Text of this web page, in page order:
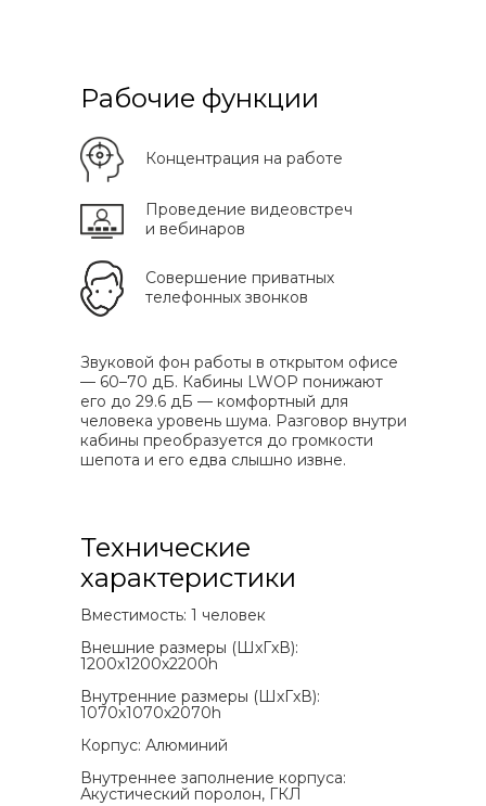
Рабочие функции
Концентрация на работе
Технические
характеристики
Проведение видеовстреч
и вебинаров
Совершение приватных
телефонных звонков
Звуковой фон работы в открытом офисе
— 60–70 дБ. Кабины LWOP понижают
его до 29.6 дБ — комфортный для
человека уровень шума. Разговор внутри
кабины преобразуется до громкости
шепота и его едва слышно извне.
Вместимость: 1 человек
Внешние размеры (ШxГxВ):
1200х1200х2200h
Внутренние размеры (ШxГxВ):
1070х1070х2070h
Корпус: Алюминий
Внутреннее заполнение корпуса:
Акустический поролон, ГКЛ